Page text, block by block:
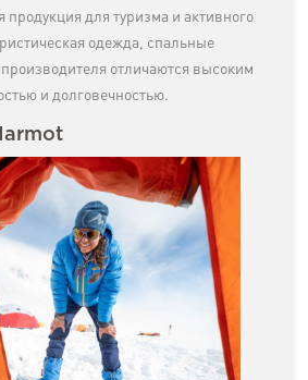
продукция для туризма и активного
одежда, спальные
отличаются высоким
и долговечностью.